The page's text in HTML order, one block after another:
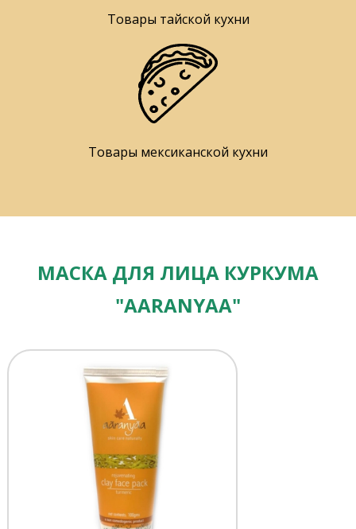
Товары тайской кухни
Товары мексиканской кухни
МАСКА ДЛЯ ЛИЦА КУРКУМА
"AARANYAA"